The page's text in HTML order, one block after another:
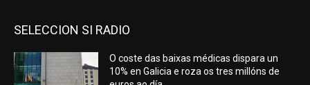
SELECCION SI RADIO
O coste das baixas médicas dispara un
10% en Galicia e roza os tres millóns de